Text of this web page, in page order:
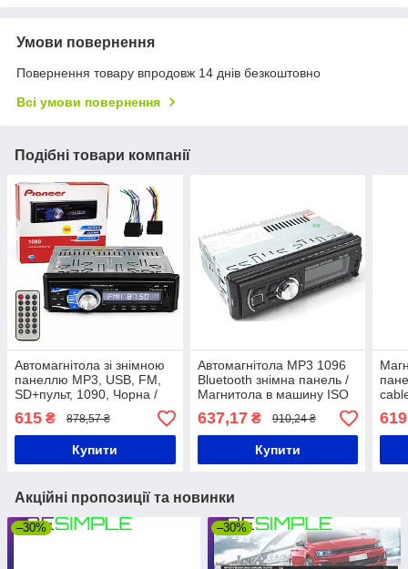
Умови повернення
Повернення товару впродовж 14 днів безкоштовно
Всі умови повернення
Подібні товари компанії
Автомагнітола зі знімною
панеллю MP3, USB, FM,
SD+пульт, 1090, Чорна /
Автомобільна магнітола /
Магнітофон в машину
615 ₴ 878,57 ₴
Купити
Автомагнітола MP3 1096
Bluetooth знімна панель /
Магнитола в машину ISO
cable
637,17₴ 910,24 ₴
Купити
Акційні пропозиції та новинки
–30% –30%